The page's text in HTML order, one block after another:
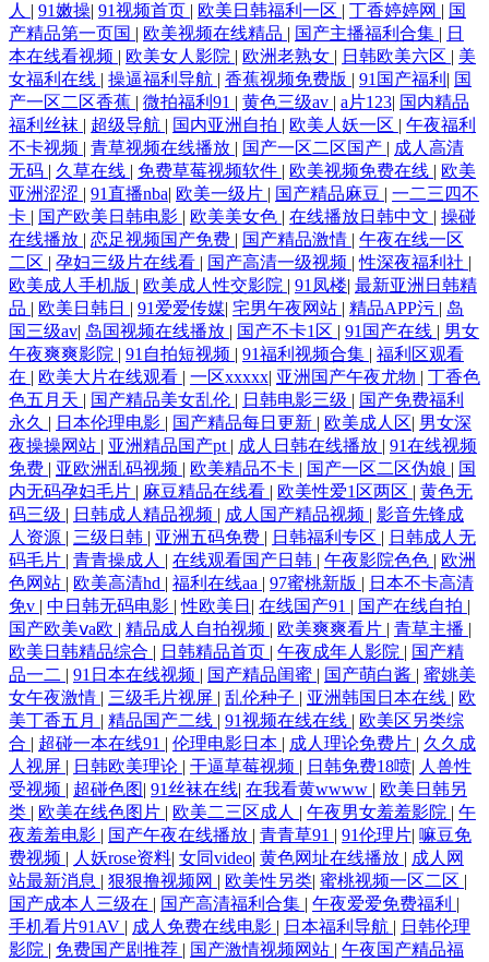
人 | 91嫩操| 91视频首页 | 欧美日韩福利一区 | 丁香婷婷网 | 国
产精品第一页国 | 欧美视频在线精品 | 国产主播福利合集 | 日
本在线看视频 | 欧美女人影院 | 欧洲老熟女 | 日韩欧美六区 | 美
女福利在线 | 操逼福利导航 | 香蕉视频免费版 | 91国产福利 | 国
产一区二区香蕉 | 微拍福利91 | 黄色三级av | a片123| 国内精品
福利丝袜 | 超级导航 | 国内亚洲自拍 | 欧美人妖一区 | 午夜福利
不卡视频 | 青草视频在线播放 | 国产一区二区国产 | 成人高清
无码 | 久草在线 | 免费草莓视频软件 | 欧美视频免费在线 | 欧美
亚洲涩涩 | 91直播nba| 欧美一级片 | 国产精品麻豆 | 一二三四不
卡 | 国产欧美日韩电影 | 欧美美女色 | 在线播放日韩中文 | 操碰
在线播放 | 恋足视频国产免费 | 国产精品激情 | 午夜在线一区
二区 | 孕妇三级片在线看 | 国产高清一级视频 |性深夜福利社 |
欧美成人手机版 | 欧美成人性交影院 | 91凤楼| 最新亚洲日韩精
品 | 欧美日韩日 | 91爱爱传媒| 宅男午夜网站 | 精品APP污 | 岛
国三级av| 岛国视频在线播放 | 国产不卡1区 | 91国产在线 | 男女
午夜爽爽影院 | 91自拍短视频 | 91福利视频合集 | 福利区观看
在 | 欧美大片在线观看 | 一区xxxxx| 亚洲国产午夜尤物 | 丁香色
色五月天 | 国产精品美女乱伦 | 日韩电影三级 | 国产免费福利
永久 | 日本伦理电影 | 国产精品每日更新 | 欧美成人区| 男女深
夜操操网站 | 亚洲精品国产pt | 成人日韩在线播放 | 91在线视频
免费 | 亚欧洲乱码视频 | 欧美精品不卡 | 国产一区二区伪娘 | 国
内无码孕妇毛片 | 麻豆精品在线看 | 欧美性爱1区两区 | 黄色无
码三级 | 日韩成人精品视频 | 成人国产精品视频 | 影音先锋成
人资源 | 三级日韩 | 亚洲五码免费 | 日韩福利专区 | 日韩成人无
码毛片 | 青青操成人 | 在线观看国产日韩 | 午夜影院色色 | 欧洲
色网站 | 欧美高清hd | 福利在线aa | 97蜜桃新版 | 日本不卡高清
免v | 中日韩无码电影 |性欧美日 | 在线国产91 | 国产在线自拍 |
国产欧美ⅴa欧 | 精品成人自拍视频 | 欧美爽爽看片 | 青草主播 |
欧美日韩精品综合 | 日韩精品首页 | 午夜成年人影院 | 国产精
品一二 | 91日本在线视频 | 国产精品闺蜜 | 国产萌白酱 | 蜜姚美
女午夜激情 | 三级毛片视屏 | 乱伦种子 | 亚洲韩国日本在线 | 欧
美丁香五月 | 精品国产二线 | 91视频在线在线 | 欧美区另类综
合 | 超碰一本在线91 | 伦理电影日本 | 成人理论免费片 | 久久成
人视屏 | 日韩欧美理论 | 干逼草莓视频 | 日韩免费18喷| 人兽性
受视频 | 超碰色图| 91丝袜在线| 在我看黄wwww | 欧美日韩另
类 | 欧美在线色图片 | 欧美二三区成人 | 午夜男女羞羞影院 | 午
夜羞羞电影 | 国产午夜在线播放 | 青青草91 | 91伦理片| 嘛豆免
费视频 | 人妖rose资料| 女同video| 黄色网址在线播放 | 成人网
站最新消息 | 狠狠撸视频网 | 欧美性另类| 蜜桃视频一区二区 |
国产成本人三级在 | 国产高清福利合集 | 午夜爱爱免费福利 |
手机看片91AV | 成人免费在线电影 | 日本福利导航 | 日韩伦理
影院 | 免费国产剧推荐 | 国产激情视频网站 | 午夜国产精品福